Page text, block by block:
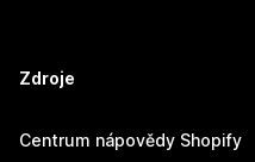
Zdroje
Centrum nápovědy Shopify